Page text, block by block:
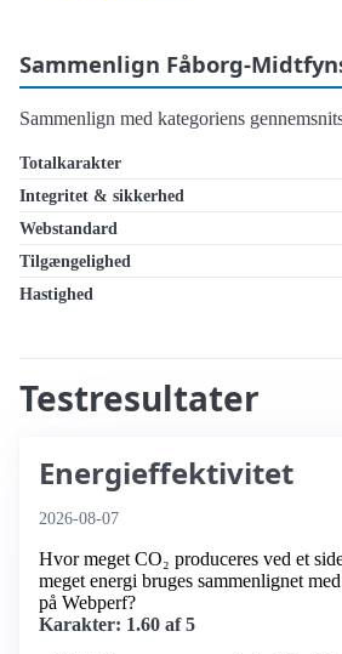
Sammenlign Fåborg-
Sammenlign med kategoriens
Totalkarakter
Integritet & sikkerhed
Webstandard
Tilgængelighed
Hastighed
Testresultater
Energieffektivitet
2026-08-07
Hvor meget CO₂ produceres ved et
meget energi bruges sammenlignet
på Webperf?
Karakter: 1.60 af 5